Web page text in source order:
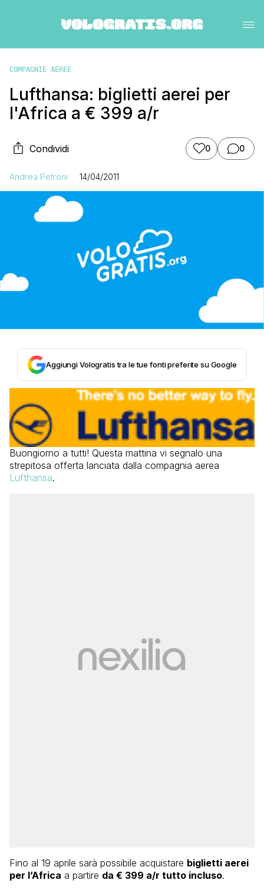
COMPAGNIE AEREE
Lufthansa: biglietti aerei per
l'Africa a € 399 a/r
Condividi 0 0
Andrea Petroni 14/04/2011
Aggiungi Vologratis tra le tue fonti preferite su Google
Buongiorno a tutti! Questa mattina vi segnalo una
strepitosa offerta lanciata dalla compagnia aerea
Lufthansa.
Fino al 19 aprile sarà possibile acquistare biglietti aerei
per l’Africa a partire da € 399 a/r tutto incluso.